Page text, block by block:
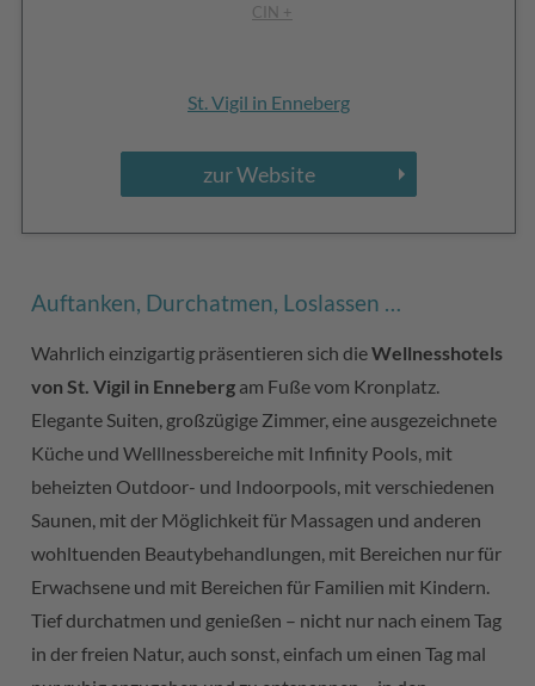
CIN +
St. Vigil in Enneberg
zur Website
Auftanken, Durchatmen, Loslassen …
Wahrlich einzigartig präsentieren sich dieWellnesshotels
von St. Vigil in Enneberg am Fuße vom Kronplatz.
Elegante Suiten, großzügige Zimmer, eine ausgezeichnete
Küche und Welllnessbereiche mit Infinity Pools, mit
beheizten Outdoor- und Indoorpools, mit verschiedenen
Saunen, mit der Möglichkeit für Massagen und anderen
wohltuenden Beautybehandlungen, mit Bereichen nur für
Erwachsene und mit Bereichen für Familien mit Kindern.
Tief durchatmen und genießen – nicht nur nach einem Tag
in der freien Natur, auch sonst, einfach um einen Tag mal